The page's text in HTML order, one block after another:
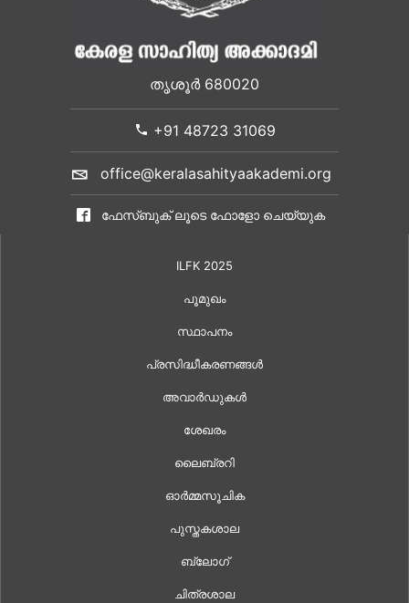
തൃശൂർ 680020
+91 48723 31069
office@keralasahityaakademi.org
ഫേസ്ബുക് ലൂടെ ഫോളോ ചെയ്യുക
ILFK 2025
പൂമുഖം
സ്ഥാപനം
പ്രസിദ്ധീകരണങ്ങൾ
അവാർഡുകൾ
ശേഖരം
ലൈബ്രറി
ഓർമ്മസൂചിക
പുസ്തകശാല
ബ്ലോഗ്
ചിത്രശാല